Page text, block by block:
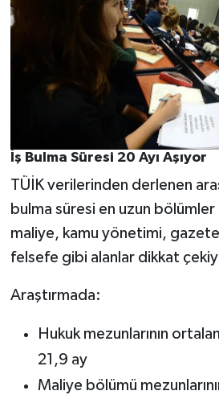
İş Bulma Süresi 20 Ayı Aşıyor
TÜİK verilerinden derlenen
bulma süresi en uzun bölümler
maliye, kamu yönetimi,
felsefe gibi alanlar dikkat
Araştırmada:
Hukuk mezunlarının
21,9 ay
Maliye bölümü